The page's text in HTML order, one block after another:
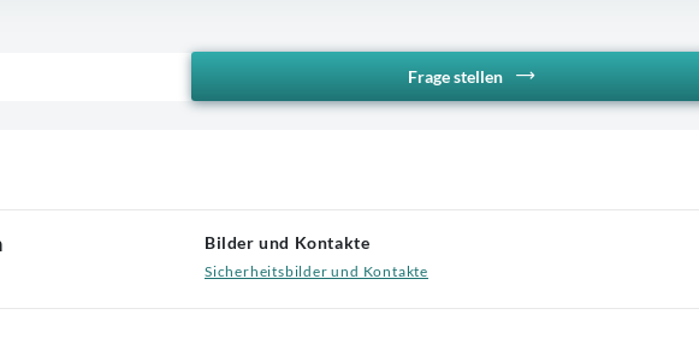
Frage stellen
Bilder und Kontakte
Sicherheitsbilder und Kontakte